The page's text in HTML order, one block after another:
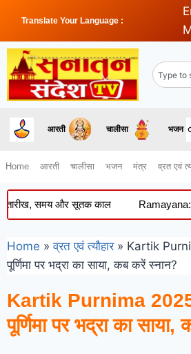
Translate Your Language :
आरती चालीसा भजन
Home आरती चालीसा भजन मंत्र व्रत एवं
समय और सूतक काल Ramayana: कौन
Home » व्रत एवं त्यौहार » Kartik
पूर्णिमा पर भद्रा का साया, कब करें स्नान?
Kartik Purnima 2025
पूर्णिमा पर भद्रा का